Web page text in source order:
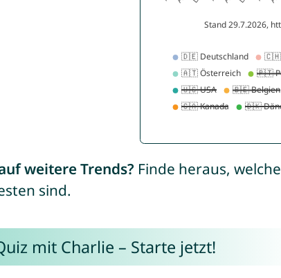
weitere Trends? Finde heraus,
sind.
mit Charlie – Starte jetzt!